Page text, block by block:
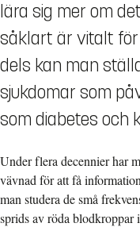
lära sig mer om
såklart är vitalt för
dels kan man
sjukdomar som
som diabetes och
Under flera decennier har
vävnad för att få
man studera de små
sprids av röda blodkroppar